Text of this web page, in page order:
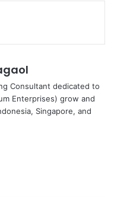
Consultant dedicated to
Enterprises) grow and
Singapore, and